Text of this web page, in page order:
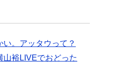
い。アッタウって？
山裕LIVEでおどった